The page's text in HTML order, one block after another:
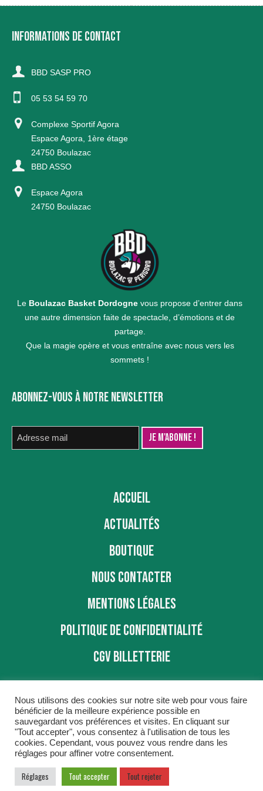
INFORMATIONS DE CONTACT
BBD SASP PRO
05 53 54 59 70
Complexe Sportif Agora
Espace Agora, 1ère étage
24750 Boulazac
BBD ASSO
Espace Agora
24750 Boulazac
Le Boulazac Basket Dordogne vous propose d’entrer dans
une autre dimension faite de spectacle, d’émotions et de
partage.
Que la magie opère et vous entraîne avec nous vers les
sommets !
ABONNEZ-VOUS À NOTRE NEWSLETTER
ACCUEIL
ACTUALITÉS
BOUTIQUE
NOUS CONTACTER
MENTIONS LÉGALES
POLITIQUE DE CONFIDENTIALITÉ
CGV BILLETTERIE
BBD © 2016
Conseil et Accompagnement réalisé parCOGITIME
Nous utilisons des cookies sur notre site web pour vous faire
bénéficier de la meilleure expérience possible en
sauvegardant vos préférences et visites. En cliquant sur
"Tout accepter", vous consentez à l'utilisation de tous les
cookies. Cependant, vous pouvez vous rendre dans les
réglages pour affiner votre consentement.
Réglages Tout accepter Tout rejeter